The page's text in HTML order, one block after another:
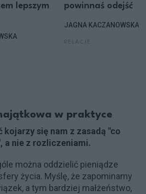
lepszym
powinnaś odejść
JAGNA KACZANOWSKA
w praktyce
kojarzy się nam z zasadą "co
a nie z rozliczeniami.
można oddzielić pieniądze
życia. Myślę, że zapominamy
a tym bardziej małżeństwo,